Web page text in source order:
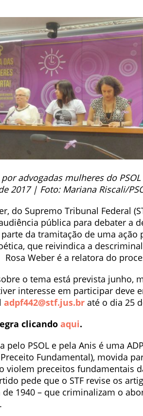
advogadas mulheres do PSOL
2017 | Foto: Mariana Riscali/
do Supremo Tribunal Federal
pública para debater a
da tramitação de uma ação
que reivindica a
Rosa Weber é a relatora do
o tema está prevista junho,
interesse em participar deve
adpf442@stf.jus.br até o dia 25
clicando aqui.
PSOL e pela Anis é uma
Fundamental), movida
violem preceitos fundamentais
pede que o STF revise os
1940 – que criminalizam o